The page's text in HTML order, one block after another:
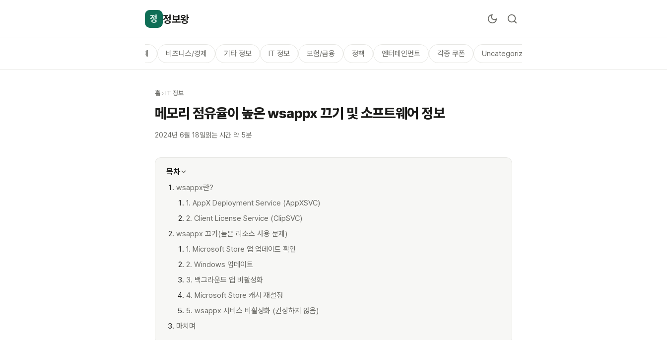
정 정보왕
전체 비즈니스/경제 기타 정보 IT 정보 보험/금융 정책 엔터테인먼트 각종 쿠폰 Uncategorized
홈 › IT 정보
메모리 점유율이 높은 wsappx 끄기 및 소프트웨어 정보
2024년 6월 18일읽는 시간 약 5분
목차
wsappx란?
1. AppX Deployment Service (AppXSVC)
2. Client License Service (ClipSVC)
wsappx 끄기(높은 리소스 사용 문제)
1. Microsoft Store 앱 업데이트 확인
2. Windows 업데이트
3. 백그라운드 앱 비활성화
4. Microsoft Store 캐시 재설정
5. wsappx 서비스 비활성화 (권장하지 않음)
마치며